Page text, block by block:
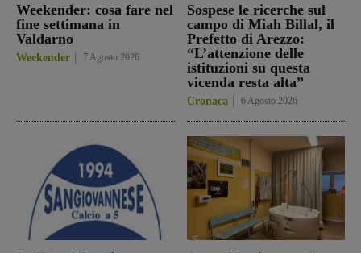
Weekender: cosa fare nel
fine settimana in
Valdarno
Weekender 7 Agosto 2026
Sospese le ricerche sul
campo di Miah Billal, il
Prefetto di Arezzo:
“L’attenzione delle
istituzioni su questa
vicenda resta alta”
Cronaca 6 Agosto 2026